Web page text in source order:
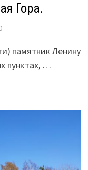
Гора.
памятник Ленину
пунктах, …